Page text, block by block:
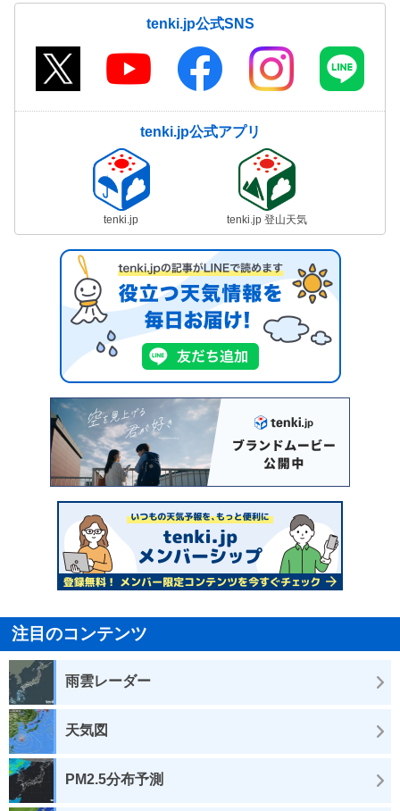
tenki.jp公式SNS
tenki.jp公式アプリ
tenki.jp tenki.jp 登山天気
注目のコンテンツ
雨雲レーダー
天気図
PM2.5分布予測